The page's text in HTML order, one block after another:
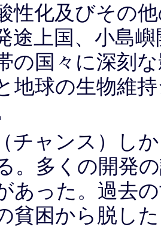
性化及びその
途上国、小島
の国々に深刻
地球の生物維
チャンス）し
。多くの開発
あった。過去
貧困から脱し